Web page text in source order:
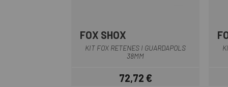
FOX SHOX
KIT FOX RETENES I GUARDAPOLS
38MM
Preu
72,72 €